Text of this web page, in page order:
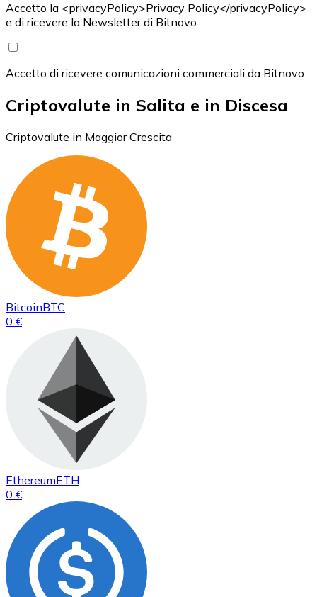
Accetto la <privacyPolicy>Privacy Policy</privacyPolicy>
e di ricevere la Newsletter di Bitnovo
Accetto di ricevere comunicazioni commerciali da Bitnovo
Criptovalute in Salita e in Discesa
Criptovalute in Maggior Crescita
BitcoinBTC
0 €
EthereumETH
0 €